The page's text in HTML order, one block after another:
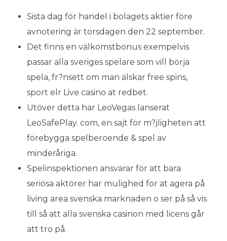
Sista dag för handel i bolagets aktier före
avnotering är torsdagen den 22 september.
Det finns en välkomstbonus exempelvis
passar alla sveriges spelare som vill börja
spela, fr?nsett om man älskar free spins,
sport elr Live casino at redbet.
Utöver detta har LeoVegas lanserat
LeoSafePlay. com, en sajt för m?jligheten att
förebygga spelberoende & spel av
minderåriga.
Spelinspektionen ansvarar för att bara
seriösa aktörer har mulighed for at agera på
living area svenska marknaden o ser på så vis
till så att alla svenska casinon med licens går
att tro på.